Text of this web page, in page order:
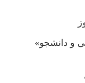
و دانشجو»